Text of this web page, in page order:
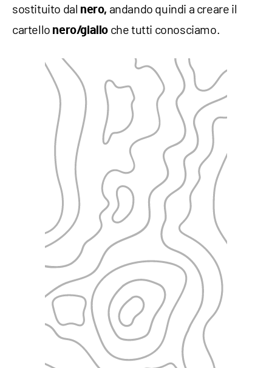
sostituito dal nero, andando quindi a creare il
cartello nero/giallo che tutti conosciamo.